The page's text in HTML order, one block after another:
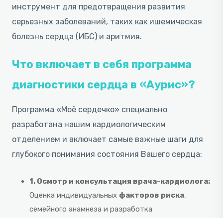
инструмент для предотвращения развития
серьезных заболеваний, таких как ишемическая
болезнь сердца (ИБС) и аритмия.
Что включает в себя программа
диагностики сердца в «Аурис»?
Программа «Моё сердечко» специально
разработана нашим кардиологическим
отделением и включает самые важные шаги для
глубокого понимания состояния Вашего сердца:
1. Осмотр и консультация врача-кардиолога:
Оценка индивидуальных факторов риска,
семейного анамнеза и разработка